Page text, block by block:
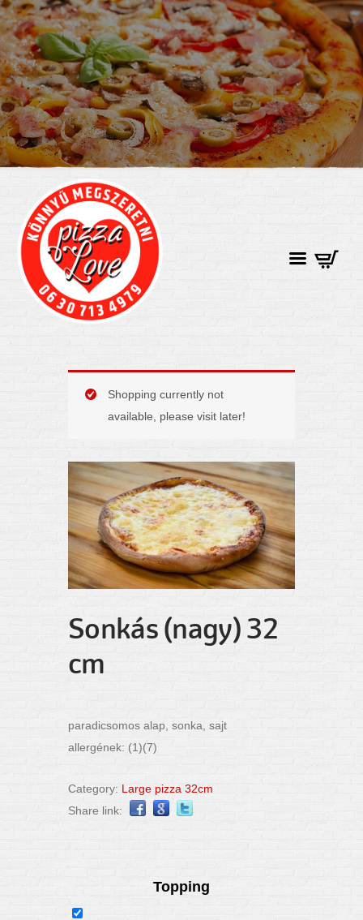
Shopping currently not
available, please visit later!
Sonkás (nagy) 32
cm
paradicsomos alap, sonka, sajt
allergének: (1)(7)
Category: Large pizza 32cm
Share link:
Topping